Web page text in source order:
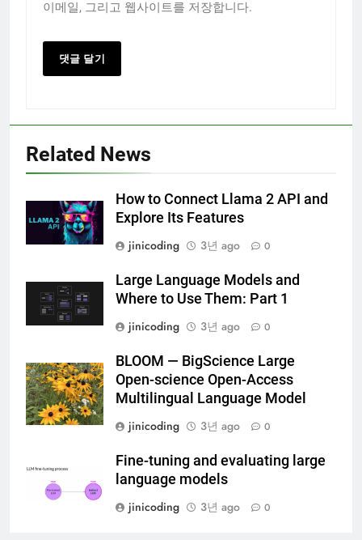
이메일, 그리고 웹사이트를 저장합니다.
Related News
How to Connect Llama 2 API and
Explore Its Features
jinicoding
3년 ago 0
Large Language Models and
Where to Use Them: Part 1
jinicoding
3년 ago 0
BLOOM — BigScience Large
Open-science Open-Access
Multilingual Language Model
jinicoding
3년 ago 0
Fine-tuning and evaluating large
language models
jinicoding
3년 ago 0